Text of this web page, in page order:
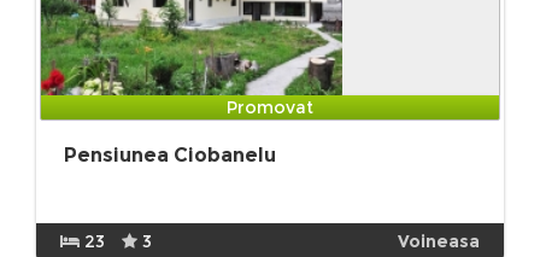
Promovat
Pensiunea Ciobanelu
23 3 Voineasa